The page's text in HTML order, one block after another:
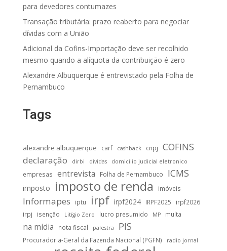
para devedores contumazes
Transação tributária: prazo reaberto para negociar
dívidas com a União
Adicional da Cofins-Importação deve ser recolhido
mesmo quando a alíquota da contribuição é zero
Alexandre Albuquerque é entrevistado pela Folha de
Pernambuco
Tags
alexandre albuquerque carf cashback cnpj COFINS
declaração dirbi dividas domicilio judicial eletronico
empresas entrevista Folha de Pernambuco ICMS
imposto imposto de renda imóveis
Informapes iptu irpf irpf2024 IRPF2025
irpf2026
irpj
isenção Litígio Zero lucro presumido MP multa
na mídia nota fiscal palestra PIS
Procuradoria-Geral da Fazenda Nacional (PGFN) radio jornal